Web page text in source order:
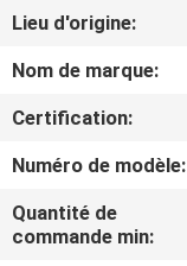
SUJET
DE
NOUS
VISITE
D'USINE
Lieu d'origine:
Nom de marque:
Certification:
Numéro de modèle:
Quantité de
commande min: